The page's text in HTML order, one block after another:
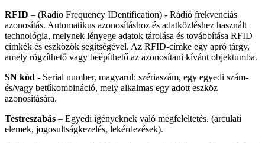
RFID – (Radio Frequency IDentification) - Rádió frekvenciás
azonosítás. Automatikus azonosításhoz és adatközléshez használt
technológia, melynek lényege adatok tárolása és továbbítása RFID
címkék és eszközök segítségével. Az RFID-címke egy apró tárgy,
amely rögzíthető vagy beépíthető az azonosítani kívánt objektumba.
SN kód - Serial number, magyarul: szériaszám, egy egyedi szám-
és/vagy betűkombináció, mely alkalmas egy adott eszköz
azonosítására.
Testreszabás – Egyedi igényeknek való megfeleltetés. (arculati
elemek, jogosultságkezelés, lekérdezések).